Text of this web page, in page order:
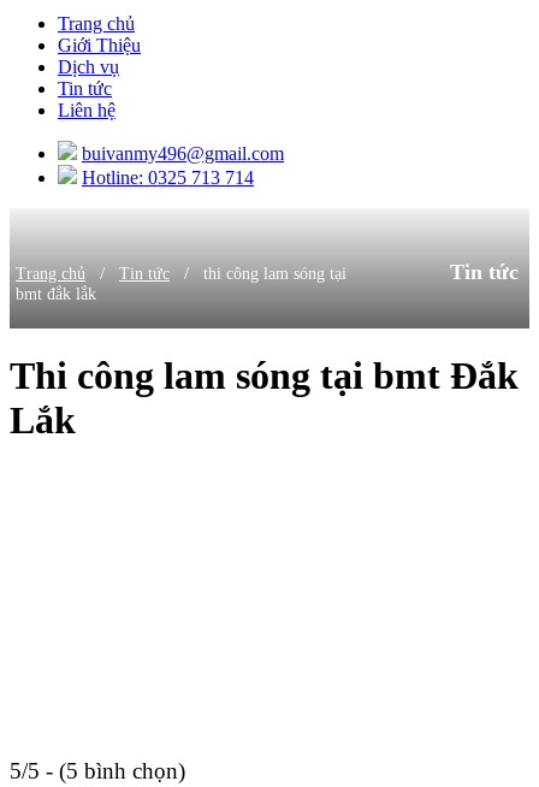
Trang chủ
Giới Thiệu
Dịch vụ
Tin tức
Liên hệ
buivanmy496@gmail.com
Hotline: 0325 713 714
Trang chủ / Tin tức / thi công lam sóng tại
bmt đắk lắk
Tin tức
Thi công lam sóng tại bmt Đắk
Lắk
5/5 - (5 bình chọn)